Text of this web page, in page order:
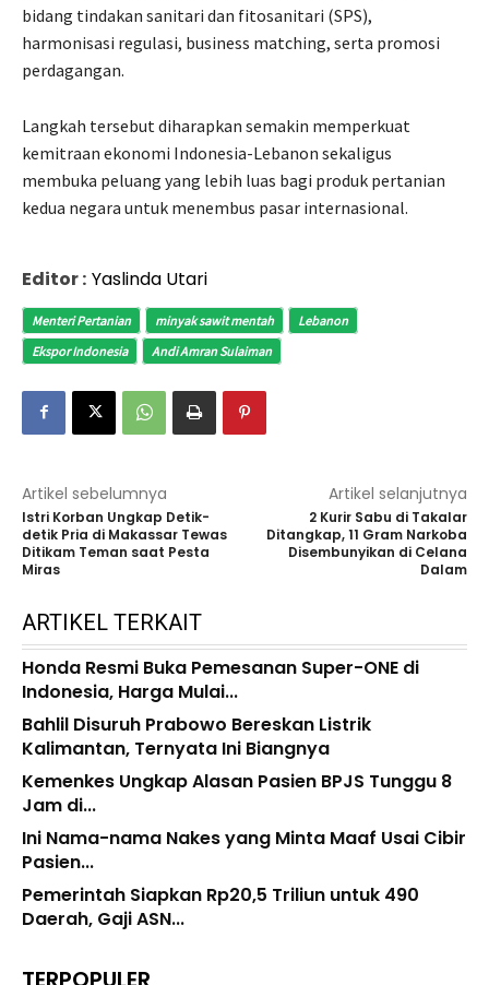
bidang tindakan sanitari dan fitosanitari (SPS),
harmonisasi regulasi, business matching, serta promosi
perdagangan.
Langkah tersebut diharapkan semakin memperkuat
kemitraan ekonomi Indonesia-Lebanon sekaligus
membuka peluang yang lebih luas bagi produk pertanian
kedua negara untuk menembus pasar internasional.
Editor : Yaslinda Utari
Menteri Pertanian minyak sawit mentah
Lebanon
Ekspor Indonesia
Andi Amran Sulaiman
Artikel sebelumnya
Istri Korban Ungkap Detik-
detik Pria di Makassar Tewas
Ditikam Teman saat Pesta
Miras
Artikel selanjutnya
2 Kurir Sabu di Takalar
Ditangkap, 11 Gram Narkoba
Disembunyikan di Celana
Dalam
ARTIKEL TERKAIT
Honda Resmi Buka Pemesanan Super-ONE di
Indonesia, Harga Mulai...
Bahlil Disuruh Prabowo Bereskan Listrik
Kalimantan, Ternyata Ini Biangnya
Kemenkes Ungkap Alasan Pasien BPJS Tunggu 8
Jam di...
Ini Nama-nama Nakes yang Minta Maaf Usai Cibir
Pasien...
Pemerintah Siapkan Rp20,5 Triliun untuk 490
Daerah, Gaji ASN...